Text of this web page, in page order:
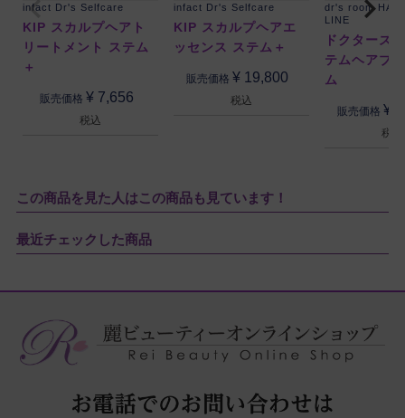
infact Dr's Selfcare
KIP スカルプヘアト
リートメント ステム
＋
販売価格 ¥ 7,656
税込
infact Dr's Selfcare
KIP スカルプヘアエ
ッセンス ステム＋
販売価格 ¥ 19,800
税込
dr's room
LINE
ドクターズ
テムヘアブ
ム
販売価格 ¥
税込
この商品を見た人はこの商品も見ています！
最近チェックした商品